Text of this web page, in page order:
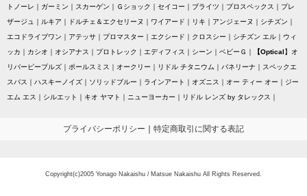
トノーレ
ガーミン スカーゲン Ｇショック セイコー ブライツ プロスペックス
プレ
ザージュ
ルキア ドルチェ＆エクセリーヌ ワイアード リキ アンジェーヌ
シチズン
エコドライブワン
アテッサ プロマスター エクシード クロスシー シチズン エル
ウィ
ッカ
カシオ オシアナス プロトレック エディフィス シーン ベビーＧ Optical
オ
リバーピープルズ
ポールスミス オークリー リドル チタニウム バネリーナ
スペックエ
スパス
ハスキーノイズ ソリッドブルー ラインアート オズニス オー ティー オー
ジー
エム エス
シルエット キオ ヤマト ニューヨーカー リドル レンズ by タレックス
プライバシーポリシー 特定商取引に関する表記
Copyright(c)2005 Yonago Nakaishu / Matsue Nakaishu All Rights Reserved.